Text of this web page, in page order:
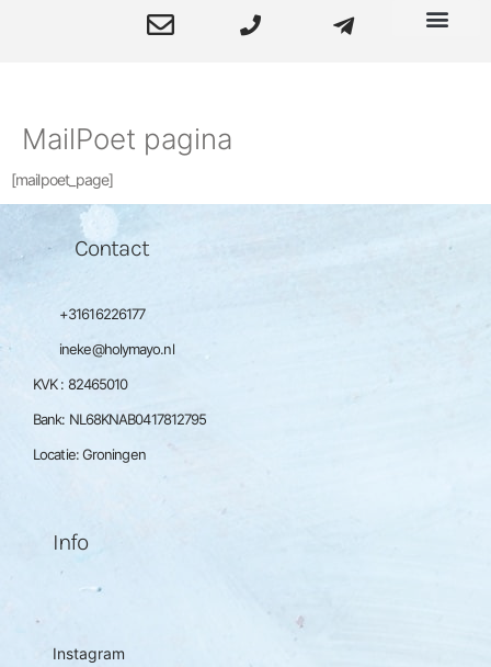
MailPoet pagina
[mailpoet_page]
Contact
+31616226177
ineke@holymayo.nl
KVK : 82465010
Bank: NL68KNAB0417812795
Locatie: Groningen
Info
Instagram